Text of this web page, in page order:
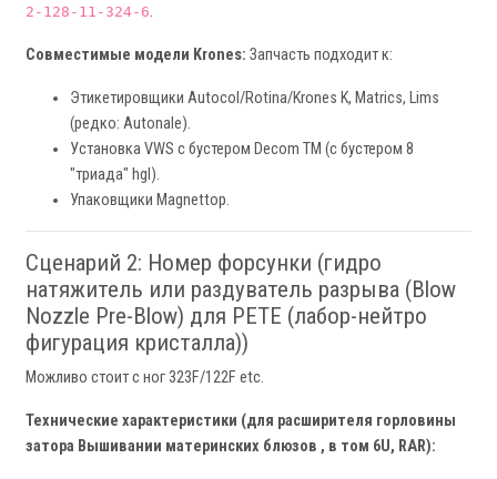
2-128-11-324-6.
Совместимые модели Krones: Запчасть подходит к:
Этикетировщики Autocol/Rotina/Krones K, Matrics, Lims
(редко: Autonale).
Установка VWS с бустером Decom ТМ (с бустером 8
"триада" hgl).
Упаковщики Magnettop.
Сценарий 2: Номер форсунки (гидро
натяжитель или раздуватель разрыва (Blow
Nozzle Pre-Blow) для PETE (лабор-нейтро
фигурация кристалла))
Можливо стоит с ног 323F/122F etc.
Технические характеристики (для расширителя горловины
затора Вышивании материнских блюзов , в том 6U, RAR):